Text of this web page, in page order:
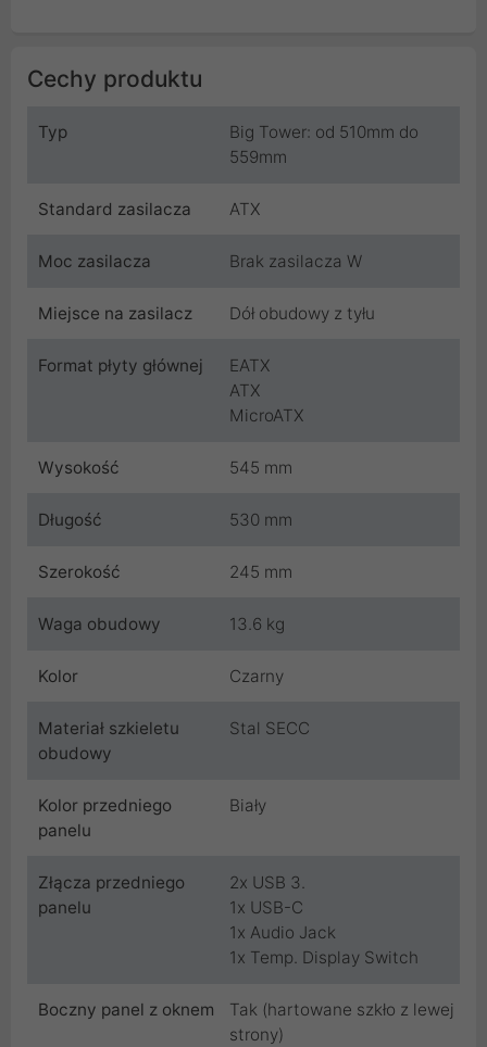
Cechy produktu
Typ
Big Tower: od 510mm do
559mm
Standard zasilacza ATX
Moc zasilacza Brak zasilacza W
Miejsce na zasilacz Dół obudowy z tyłu
Format płyty głównej
EATX
ATX
MicroATX
Wysokość 545 mm
Długość 530 mm
Szerokość 245 mm
Waga obudowy 13.6 kg
Kolor Czarny
Materiał szkieletu
obudowy
Stal SECC
Kolor przedniego
panelu
Biały
Złącza przedniego
panelu
2x USB 3.
1x USB-C
1x Audio Jack
1x Temp. Display Switch
Boczny panel z oknem
Tak (hartowane szkło z lewej
strony)